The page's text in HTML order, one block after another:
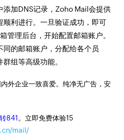
添加DNS记录，Zoho Mail会提供
顺利进行。一旦验证成功，即可
管理后台，开始配置邮箱账户。
的邮箱账户，分配给各个员
组等高级功能。
内外企业一致喜爱。纯净无广告，安
841 。立即免费体验15
mail/